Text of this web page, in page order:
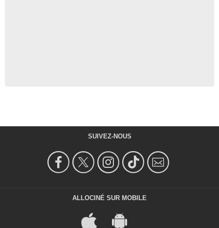
SUIVEZ-NOUS
ALLOCINÉ SUR MOBILE